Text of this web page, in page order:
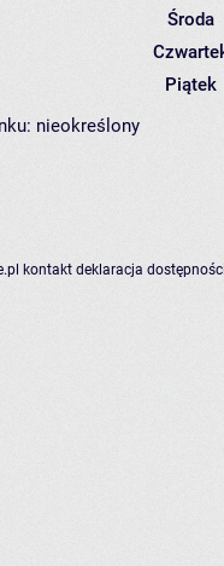
Środa
Piątek
nieokreślony
kontakt deklaracja